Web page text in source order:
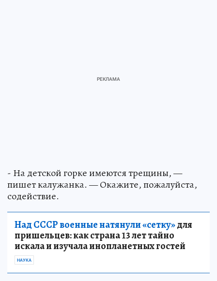
- На детской горке имеются трещины, —
пишет калужанка. — Окажите, пожалуйста,
содействие.
Над СССР военные натянули «сетку»для
пришельцев: как страна 13 лет тайно
искала и изучала инопланетных гостей
НАУКА